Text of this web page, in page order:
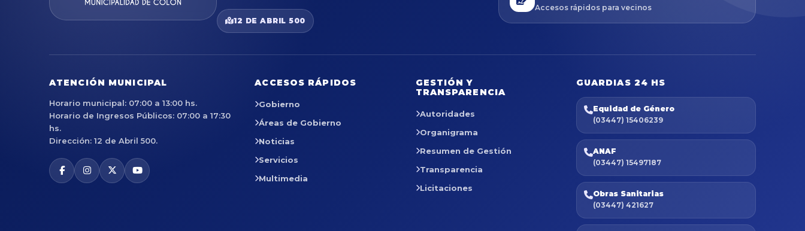
12 DE ABRIL 500
Accesos rápidos para vecinos
ATENCIÓN MUNICIPAL
Horario municipal: 07:00 a 13:00 hs.
Horario de Ingresos Públicos: 07:00 a 17:30
hs.
Dirección: 12 de Abril 500.
ACCESOS RÁPIDOS
Gobierno
Áreas de Gobierno
Noticias
Servicios
Multimedia
GESTIÓN Y
TRANSPARENCIA
Autoridades
Organigrama
Resumen de Gestión
Transparencia
Licitaciones
GUARDIAS 24 HS
Equidad de Género
(03447) 15406239
ANAF
(03447) 15497187
Obras Sanitarias
(03447) 421627